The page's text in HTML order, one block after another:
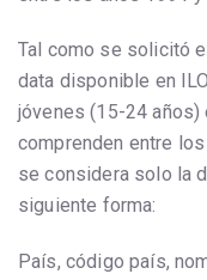
Tal como se solicitó
data disponible en
jóvenes (15-24 años)
comprenden entre
se considera solo la
siguiente forma:
País, código país,